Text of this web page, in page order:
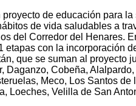
de educación para
de vida saludables a
del Corredor del Henares.
etapas con la incorporación
que se suman al proyecto
Daganzo, Cobeña,
Meco, Los Santos de
Loeches, Velilla de San